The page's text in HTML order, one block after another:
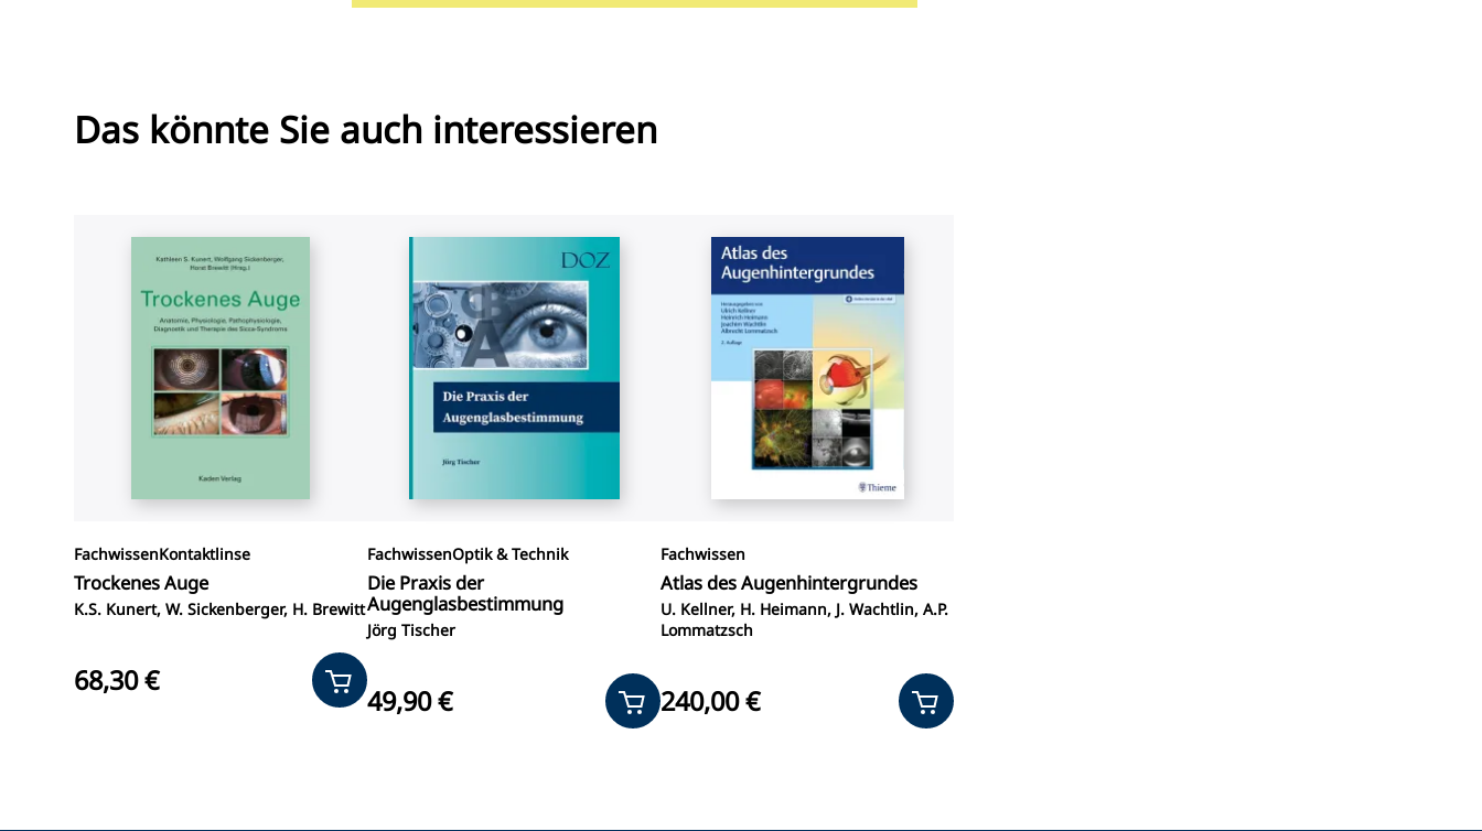
Das könnte Sie auch interessieren
FachwissenKontaktlinse
Trockenes Auge
K.S. Kunert, W. Sickenberger, H. Brewitt
68,30 €
FachwissenOptik & Technik
Die Praxis der
Augenglasbestimmung
Jörg Tischer
49,90 €
Fachwissen
Atlas des Augenhintergrundes
U. Kellner, H. Heimann, J. Wachtlin, A.P.
Lommatzsch
240,00 €